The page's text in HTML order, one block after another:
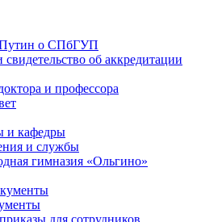
о СПбГУП
об аккредитации
и профессора
и кафедры
и службы
гимназия «Ольгино»
для сотрудников